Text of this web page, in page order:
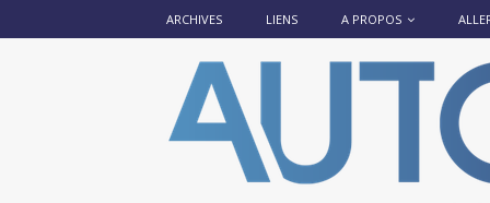
ARCHIVES LIENS A PROPOS